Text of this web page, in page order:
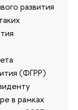
развития
(ФГРР)
в рамках